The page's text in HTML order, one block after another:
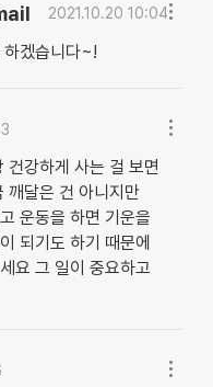
2021.10.20 10:04
하겠습니다~!
건강하게 사는 걸 보면
깨달은 건 아니지만
운동을 하면 기운을
되기도 하기 때문에
요 그 일이 중요하고